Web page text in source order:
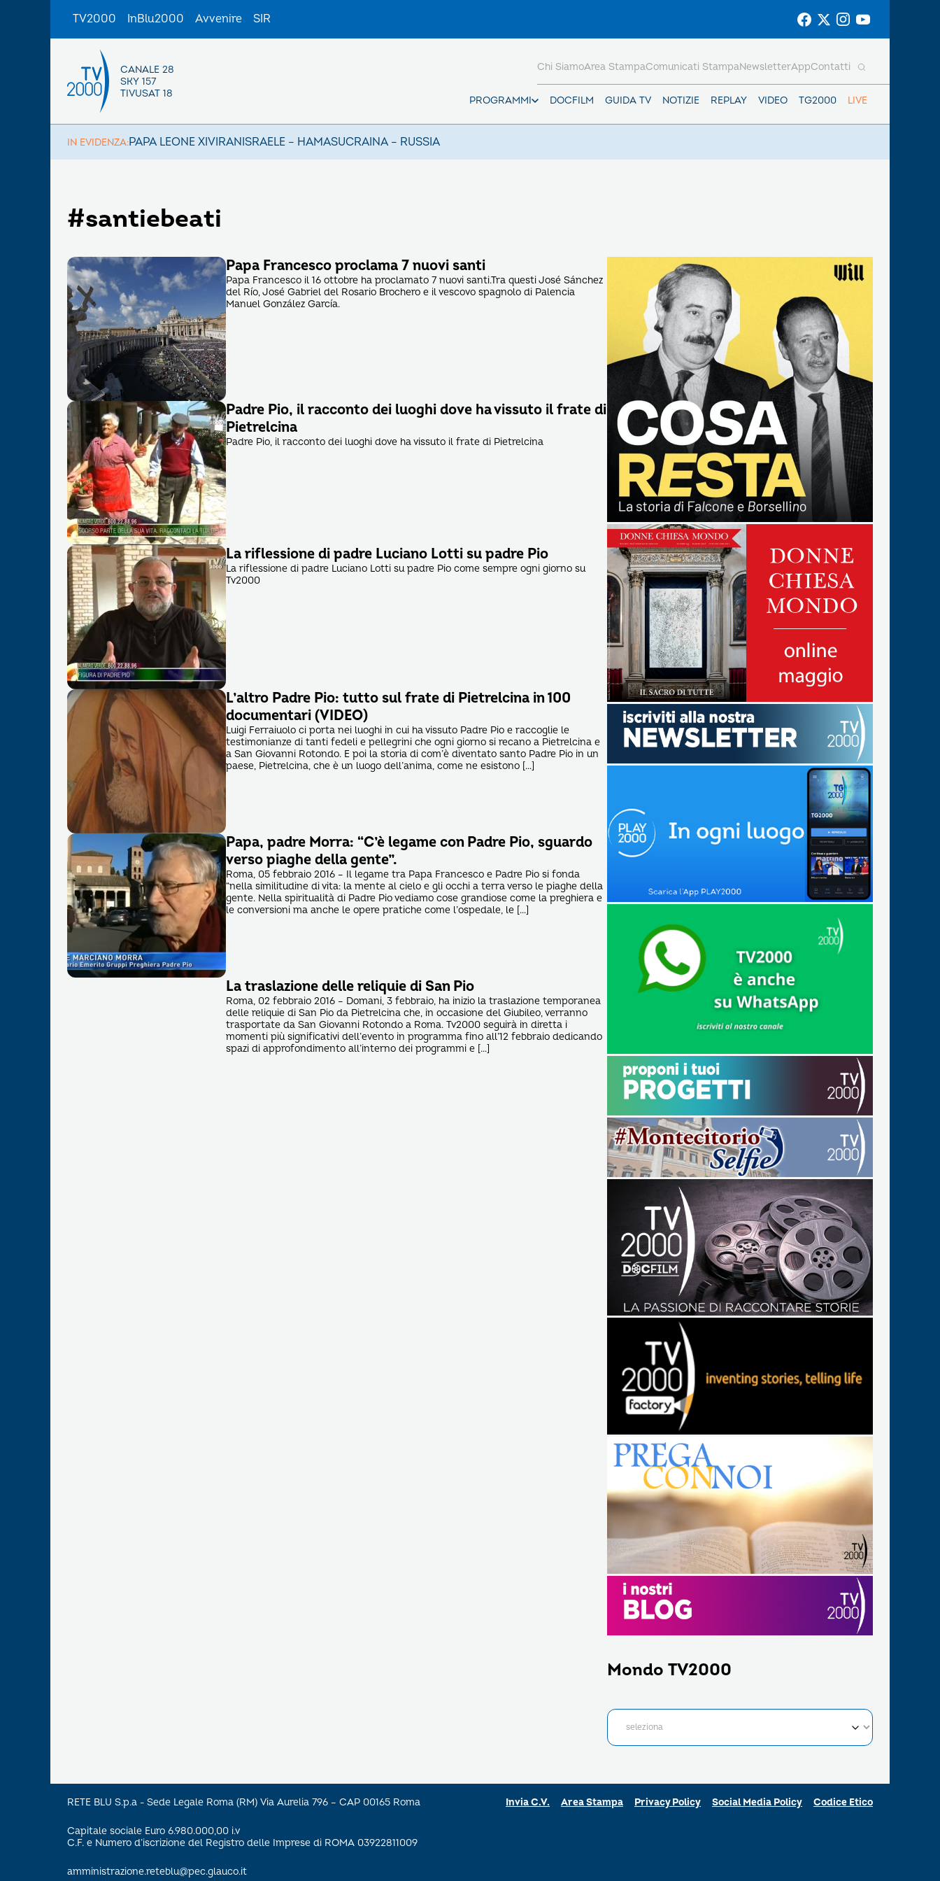
TV2000 InBlu2000 Avvenire SIR
CANALE 28
SKY 157
TIVUSAT 18
PROGRAMMI DOCFILM GUIDA TV NOTIZIE REPLAY VIDEO TG2000 LIVE
Chi SiamoArea StampaComunicati StampaNewsletterAppContatti
IN EVIDENZA:PAPA LEONE XIVIRANISRAELE – HAMASUCRAINA – RUSSIA
#santiebeati
Papa Francesco proclama 7 nuovi santi
Papa Francesco il 16 ottobre ha proclamato 7 nuovi santi.Tra questi José Sánchez
del Río, José Gabriel del Rosario Brochero e il vescovo spagnolo di Palencia
Manuel González García.
Padre Pio, il racconto dei luoghi dove ha vissuto il frate di
Pietrelcina
Padre Pio, il racconto dei luoghi dove ha vissuto il frate di Pietrelcina
La riflessione di padre Luciano Lotti su padre Pio
La riflessione di padre Luciano Lotti su padre Pio come sempre ogni giorno su
Tv2000
L’altro Padre Pio: tutto sul frate di Pietrelcina in 100
documentari (VIDEO)
Luigi Ferraiuolo ci porta nei luoghi in cui ha vissuto Padre Pio e raccoglie le
testimonianze di tanti fedeli e pellegrini che ogni giorno si recano a Pietrelcina e
a San Giovanni Rotondo. E poi la storia di com’è diventato santo Padre Pio in un
paese, Pietrelcina, che è un luogo dell’anima, come ne esistono […]
Papa, padre Morra: “C’è legame con Padre Pio, sguardo
verso piaghe della gente”.
Roma, 05 febbraio 2016 – Il legame tra Papa Francesco e Padre Pio si fonda
“nella similitudine di vita: la mente al cielo e gli occhi a terra verso le piaghe della
gente. Nella spiritualità di Padre Pio vediamo cose grandiose come la preghiera e
le conversioni ma anche le opere pratiche come l’ospedale, le […]
La traslazione delle reliquie di San Pio
Roma, 02 febbraio 2016 – Domani, 3 febbraio, ha inizio la traslazione temporanea
delle reliquie di San Pio da Pietrelcina che, in occasione del Giubileo, verranno
trasportate da San Giovanni Rotondo a Roma. Tv2000 seguirà in diretta i
momenti più significativi dell’evento in programma fino all’12 febbraio dedicando
spazi di approfondimento all’interno dei programmi e […]
Mondo TV2000
RETE BLU S.p.a - Sede Legale Roma (RM) Via Aurelia 796 – CAP 00165 Roma
Capitale sociale Euro 6.980.000,00 i.v
C.F. e Numero d’iscrizione del Registro delle Imprese di ROMA 03922811009
amministrazione.reteblu@pec.glauco.it
Invia C.V. Area Stampa Privacy Policy Social Media Policy Codice Etico